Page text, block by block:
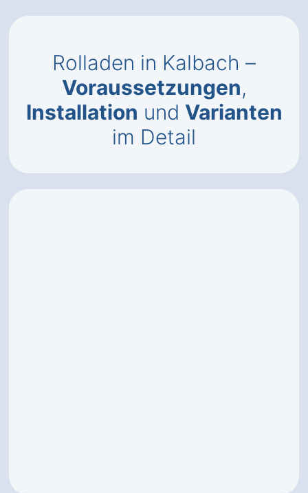
Rolladen in Kalbach –
Voraussetzungen,
Installation und Varianten
im Detail